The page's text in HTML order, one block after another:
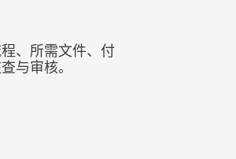
、所需文件、付
与审核。